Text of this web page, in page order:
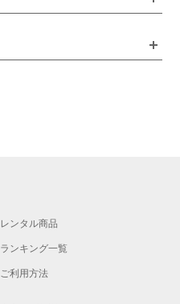
レンタル商品
ランキング一覧
ご利用方法